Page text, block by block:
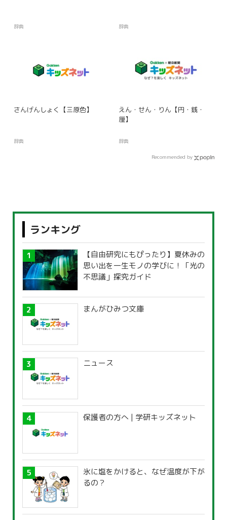
辞典 辞典
さんげんしょく【三原色】
辞典
えん・せん・りん【円・銭・
厘】
辞典
Recommended by
ランキング
【自由研究にもぴったり】夏休みの
思い出を一生モノの学びに！「光の
不思議」探究ガイド
まんがひみつ文庫
ニュース
保護者の方へ | 学研キッズネット
氷に塩をかけると、なぜ温度が下が
るの？